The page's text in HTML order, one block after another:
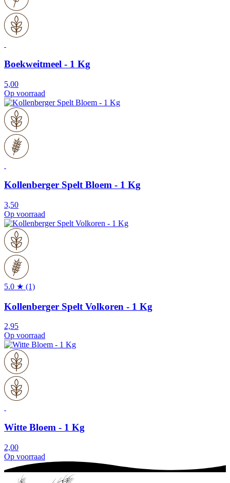
Boekweitmeel - 1 Kg
5,00
Op voorraad
Kollenberger Spelt Bloem - 1 Kg
3,50
Op voorraad
5.0 ★ (1)
Kollenberger Spelt Volkoren - 1 Kg
2,95
Op voorraad
Witte Bloem - 1 Kg
2,00
Op voorraad